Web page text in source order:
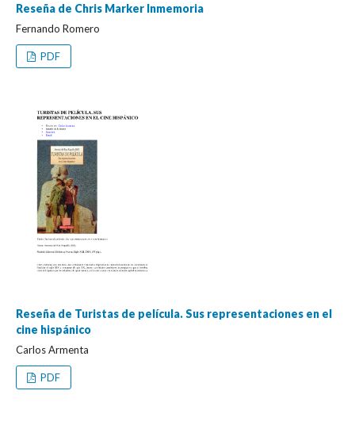
Reseña de Chris Marker Inmemoria
Fernando Romero
PDF
Reseña de Turistas de película. Sus representaciones en el
cine hispánico
Carlos Armenta
PDF